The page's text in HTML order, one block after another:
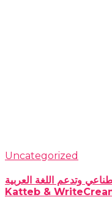
Uncategorized
وتدعم اللغة العربية |
Katteb &